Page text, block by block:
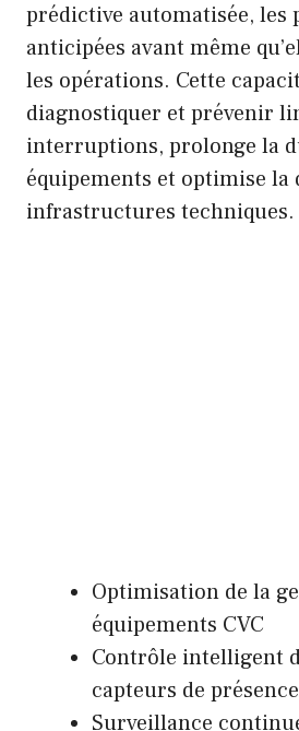
prédictive automatisée, les
anticipées avant même
les opérations. Cette
diagnostiquer et prévenir
interruptions, prolonge la
équipements et optimise
infrastructures techniques.
Optimisation de la
équipements CVC
Contrôle intelligent
capteurs de
Surveillance